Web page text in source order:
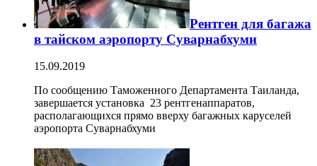
Рентген для багажа
в тайском аэропорту Суварнабхуми
15.09.2019
По сообщению Таможенного Департамента Таиланда,
завершается установка 23 рентгенаппаратов,
располагающихся прямо вверху багажных каруселей
аэропорта Суварнабхуми